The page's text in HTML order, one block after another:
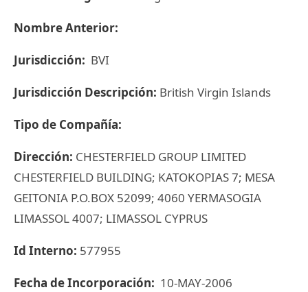
Nombre Anterior:
Jurisdicción: BVI
Jurisdicción Descripción: British Virgin Islands
Tipo de Compañía:
Dirección: CHESTERFIELD GROUP LIMITED
CHESTERFIELD BUILDING; KATOKOPIAS 7; MESA
GEITONIA P.O.BOX 52099; 4060 YERMASOGIA
LIMASSOL 4007; LIMASSOL CYPRUS
Id Interno: 577955
Fecha de Incorporación: 10-MAY-2006